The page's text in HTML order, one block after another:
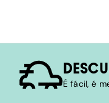
É fácil, é